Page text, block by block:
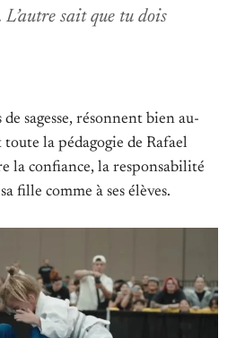
sait que tu dois
sagesse, résonnent bien au-
toute la pédagogie de Rafael
la confiance, la responsabilité
fille comme à ses élèves.